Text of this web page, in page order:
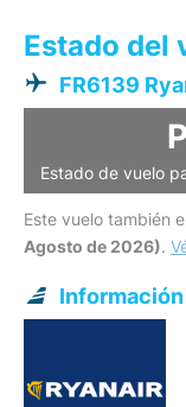
Estado del
FR6139
Estado de vuelo
Este vuelo también
Agosto de 2026).